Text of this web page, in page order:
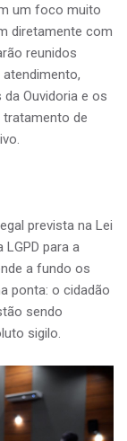
um foco muito
diretamente com
reunidos
Ouvidoria e os
tratamento de
prevista na Lei
para a
a fundo os
ponta: o cidadão
sendo
sigilo.